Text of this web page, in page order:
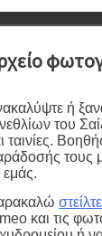
ή
του
ταινίες.
τους
εμάς.
και τις